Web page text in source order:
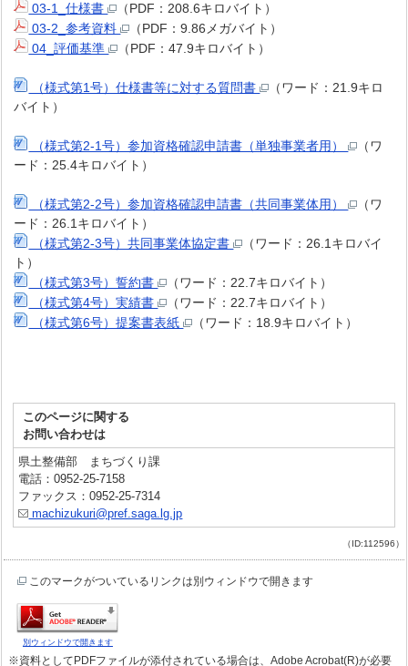
03-1_仕様書
（PDF：208.6キロバイト）
03-2_参考資料
（PDF：9.86メガバイト）
04_評価基準
（PDF：47.9キロバイト）
（様式第1号）仕様書等に対する質問書
（ワード：21.9キロ
バイト）
（様式第2-1号）参加資格確認申請書（単独事業者用）
（ワ
ード：25.4キロバイト）
（様式第2-2号）参加資格確認申請書（共同事業体用）
（ワ
ード：26.1キロバイト）
（様式第2-3号）共同事業体協定書
（ワード：26.1キロバイ
ト）
（様式第3号）誓約書
（ワード：22.7キロバイト）
（様式第4号）実績書
（ワード：22.7キロバイト）
（様式第6号）提案書表紙
（ワード：18.9キロバイト）
このページに関する
お問い合わせは
県土整備部 まちづくり課
電話：0952-25-7158
ファックス：0952-25-7314
machizukuri@pref.saga.lg.jp
（ID:112596）
このマークがついているリンクは別ウィンドウで開きます
別ウィンドウで開きます
※資料としてPDFファイルが添付されている場合は、Adobe Acrobat(R)が必要